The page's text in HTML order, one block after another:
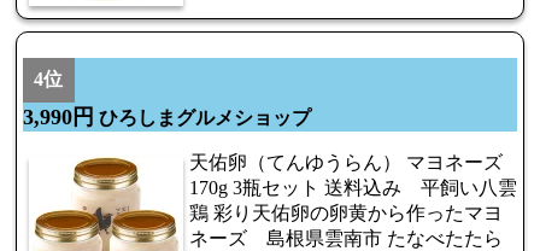
4位
3,990円 ひろしまグルメショップ
天佑卵（てんゆうらん） マヨネーズ
170g 3瓶セット 送料込み 平飼い八雲
鶏 彩り天佑卵の卵黄から作ったマヨ
ネーズ 島根県雲南市 たなべたたら